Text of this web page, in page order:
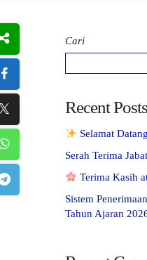
Cari
Recent Posts
Selamat
Serah Terima
Terima Kasih
Sistem
Tahun Ajaran